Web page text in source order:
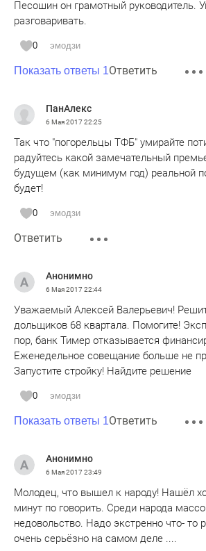
Песошин он грамотный руководитель.
разговаривать.
0 эмодзи
Показать ответы 1Ответить
ПанАлекс
6 Мая 201722:25
Так что "погорельцы ТФБ" умирайте
радуйтесь какой замечательный
будущем (как минимум год) реальной
будет!
0 эмодзи
Ответить
Анонимно
6 Мая 201722:44
Уважаемый Алексей Валерьевич!
дольщиков 68 квартала. Помогите!
пор, банк Тимер отказывается
Еженедельное совещание больше не
Запустите стройку! Найдите решение
0 эмодзи
Показать ответы 1Ответить
Анонимно
6 Мая 201723:49
Молодец, что вышел к народу! Нашёл
минут по говорить. Среди народа
недовольство. Надо экстренно что- то
очень серьёзно на самом деле ....